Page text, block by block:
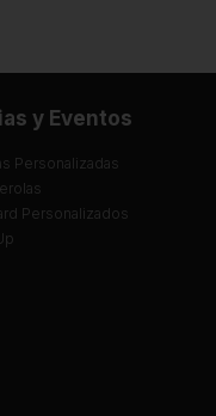
y Eventos
Personalizadas
Personalizados